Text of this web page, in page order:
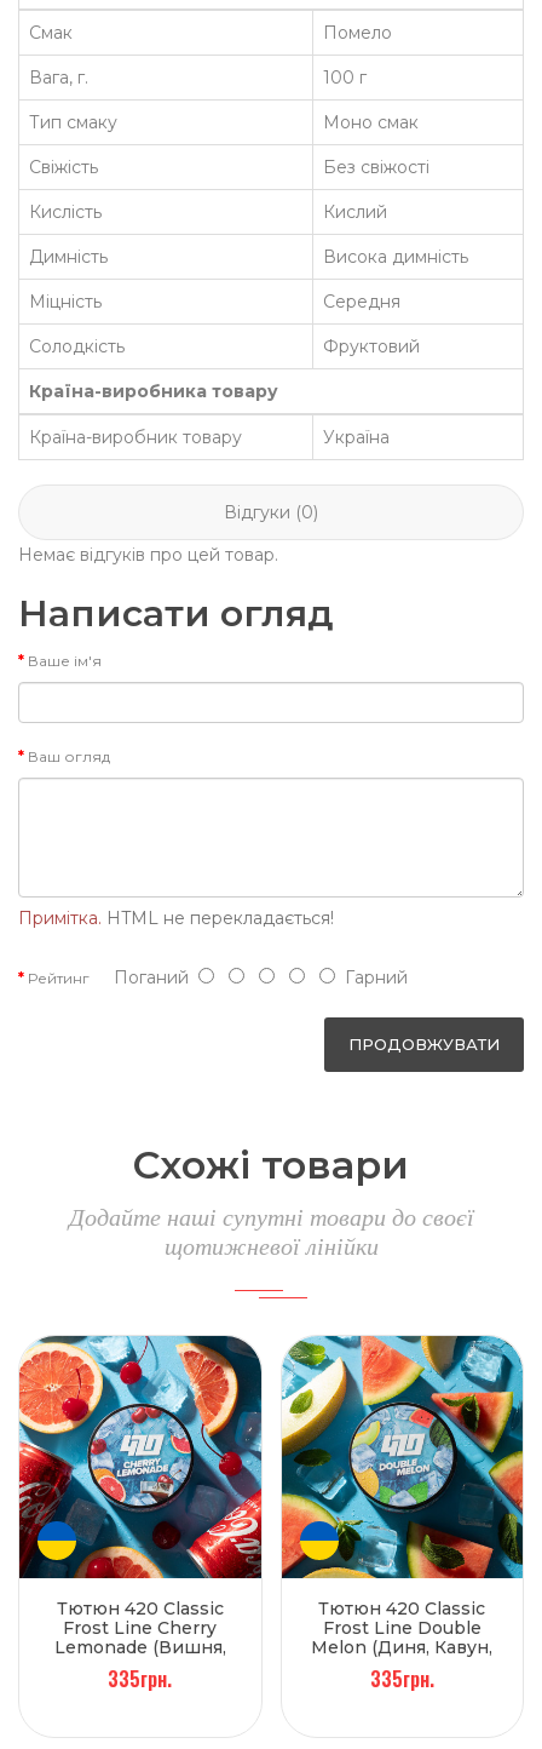
Смак Помело
Вага, г. 100 г
Тип смаку Моно смак
Свіжість Без свіжості
Кислість Кислий
Димність Висока димність
Міцність Середня
Солодкість Фруктовий
Країна-виробника товару
Країна-виробник товару Україна
Відгуки (0)
Немає відгуків про цей товар.
Написати огляд
Ваше ім'я
Ваш огляд
Примітка. HTML не перекладається!
Рейтинг Поганий Гарний
ПРОДОВЖУВАТИ
Схожі товари
Додайте наші супутні товари до своєї
щотижневої лінійки
Тютюн 420 Classic
Frost Line Cherry
Lemonade (Вишня,
Грейпфрут, Кола) 100 г
335грн.
Тютюн 420 Classic
Frost Line Double
Melon (Диня, Кавун,
М'ята) 100 г
335грн.